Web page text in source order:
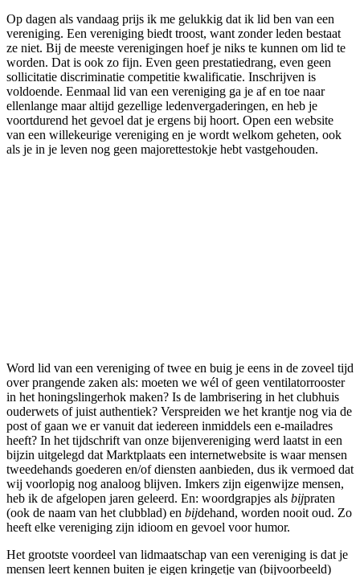
Op dagen als vandaag prijs ik me gelukkig dat ik lid ben van een
vereniging. Een vereniging biedt troost, want zonder leden bestaat
ze niet. Bij de meeste verenigingen hoef je niks te kunnen om lid te
worden. Dat is ook zo fijn. Even geen prestatiedrang, even geen
sollicitatie discriminatie competitie kwalificatie. Inschrijven is
voldoende. Eenmaal lid van een vereniging ga je af en toe naar
ellenlange maar altijd gezellige ledenvergaderingen, en heb je
voortdurend het gevoel dat je ergens bij hoort. Open een website
van een willekeurige vereniging en je wordt welkom geheten, ook
als je in je leven nog geen majorettestokje hebt vastgehouden.
Word lid van een vereniging of twee en buig je eens in de zoveel tijd
over prangende zaken als: moeten we wél of geen ventilatorrooster
in het honingslingerhok maken? Is de lambrisering in het clubhuis
ouderwets of juist authentiek? Verspreiden we het krantje nog via de
post of gaan we er vanuit dat iedereen inmiddels een e-mailadres
heeft? In het tijdschrift van onze bijenvereniging werd laatst in een
bijzin uitgelegd dat Marktplaats een internetwebsite is waar mensen
tweedehands goederen en/of diensten aanbieden, dus ik vermoed dat
wij voorlopig nog analoog blijven. Imkers zijn eigenwijze mensen,
heb ik de afgelopen jaren geleerd. En: woordgrapjes als bijpraten
(ook de naam van het clubblad) en bijdehand, worden nooit oud. Zo
heeft elke vereniging zijn idioom en gevoel voor humor.
Het grootste voordeel van lidmaatschap van een vereniging is dat je
mensen leert kennen buiten je eigen kringetje van (bijvoorbeeld)